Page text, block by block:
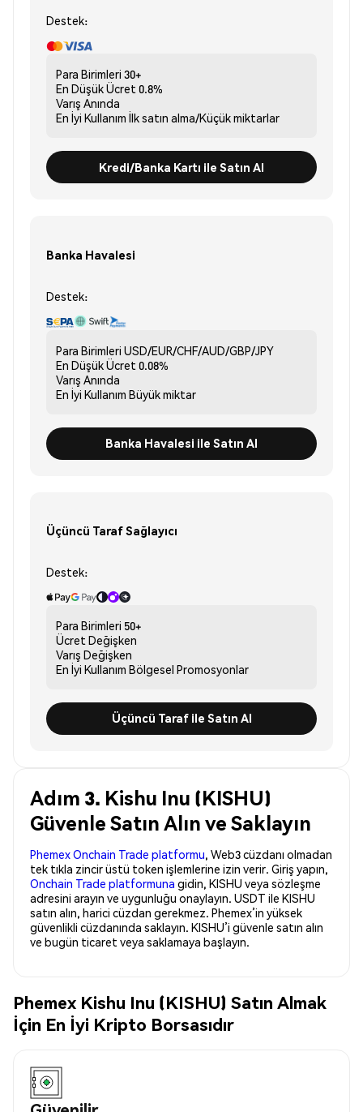
Destek:
Para Birimleri 30+
En Düşük Ücret 0.8%
Varış Anında
En İyi Kullanım İlk satın alma/Küçük miktarlar
Kredi/Banka Kartı ile Satın Al
Banka Havalesi
Destek:
Para Birimleri USD/EUR/CHF/AUD/GBP/JPY
En Düşük Ücret 0.08%
Varış Anında
En İyi Kullanım Büyük miktar
Banka Havalesi ile Satın Al
Üçüncü Taraf Sağlayıcı
Destek:
Para Birimleri 50+
Ücret Değişken
Varış Değişken
En İyi Kullanım Bölgesel Promosyonlar
Üçüncü Taraf ile Satın Al
Adım 3. Kishu Inu (KISHU)
Güvenle Satın Alın ve Saklayın
Phemex Onchain Trade platformu, Web3 cüzdanı olmadan
tek tıkla zincir üstü token işlemlerine izin verir. Giriş yapın,
Onchain Trade platformuna gidin, KISHU veya sözleşme
adresini arayın ve uygunluğu onaylayın. USDT ile KISHU
satın alın, harici cüzdan gerekmez. Phemex’in yüksek
güvenlikli cüzdanında saklayın. KISHU’i güvenle satın alın
ve bugün ticaret veya saklamaya başlayın.
Phemex Kishu Inu (KISHU) Satın Almak
İçin En İyi Kripto Borsasıdır